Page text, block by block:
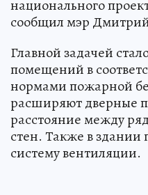
национального
сообщил мэр
Главной задачей
помещений в
нормами пожарной
расширяют дверные
расстояние между
стен. Также в здании
систему вентиляции.